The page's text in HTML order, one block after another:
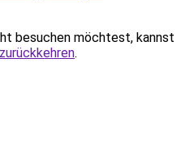
besuchen möchtest, kannst
.